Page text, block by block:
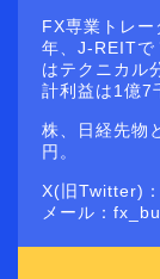
FX専業トレー
年、J-REITで
はテクニカル
計利益は1億7
株、日経先物
円。
X(旧Twitter)
メール：